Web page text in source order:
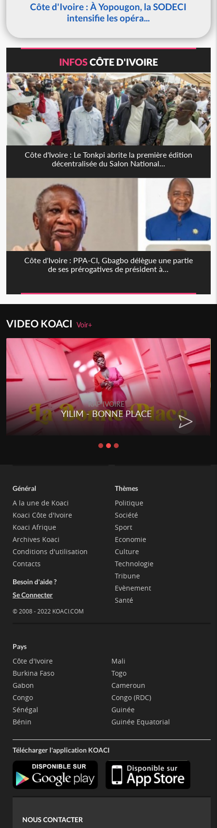
Côte d'Ivoire : À Yopougon, la SODECI
intensifie les opéra...
INFOSCÔTE D'IVOIRE
Côte d'Ivoire : Le Tonkpi abrite la première édition
décentralisée du Salon National...
Côte d'Ivoire : PPA-CI, Gbagbo délègue une partie
de ses prérogatives de président à...
VIDEO KOACIVoir+
PLACE
RAP
RENARD
CHAT
Général
A la une de Koaci
Koaci Côte d'Ivoire
Koaci Afrique
Archives Koaci
Conditions d'utilisation
Contacts
Besoin d'aide ?
Se Connecter
© 2008 - 2022 KOACI.COM
Thèmes
Politique
Société
Sport
Economie
Culture
Technologie
Tribune
Evènement
Santé
Pays
Côte d'Ivoire
Burkina Faso
Gabon
Congo
Sénégal
Bénin
Mali
Togo
Cameroun
Congo (RDC)
Guinée
Guinée Equatorial
Télécharger l'application KOACI
NOUS CONTACTER